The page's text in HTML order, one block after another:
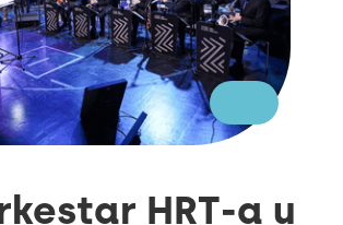
HRT-a u